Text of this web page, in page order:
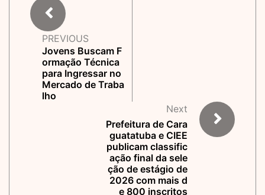
PREVIOUS
Jovens Buscam F
ormação Técnica
para Ingressar no
Mercado de Traba
lho
Next
Prefeitura de Cara
guatatuba e CIEE
publicam classific
ação final da sele
ção de estágio de
2026 com mais d
e 800 inscritos